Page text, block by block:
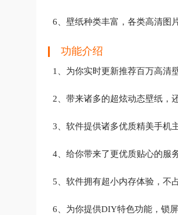
6、壁纸种类丰富，各类高清图
功能介绍
1、为你实时更新推荐百万高清
2、带来诸多的超炫动态壁纸，
3、软件提供诸多优质精美手机
4、给你带来了更优质贴心的服
5、软件拥有超小内存体验，不
6、为你提供DIY特色功能，锁